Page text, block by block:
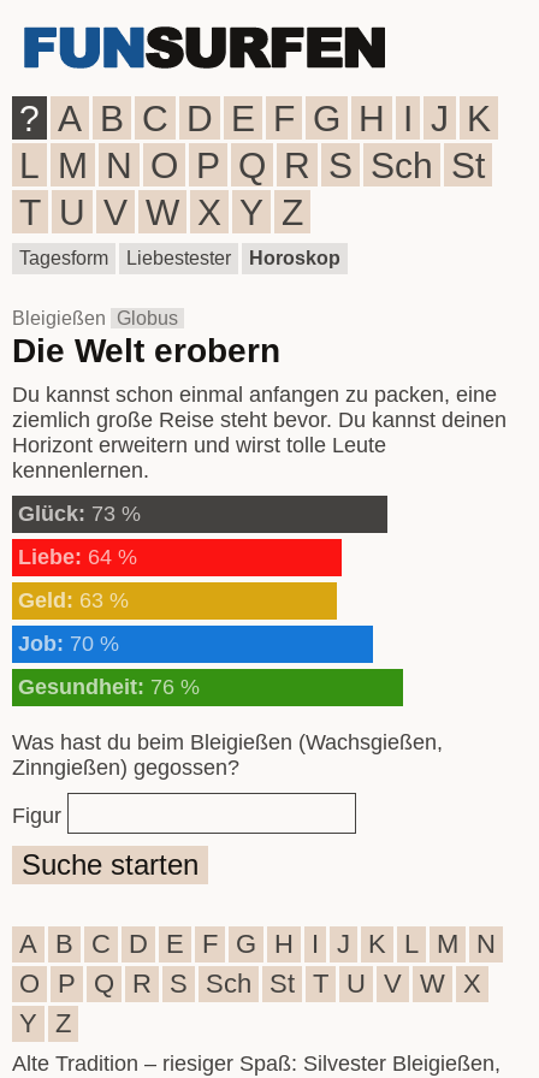
? A B C D E F G H I J K
L M N O P Q R S Sch St
T U V W X Y Z
Tagesform Liebestester Horoskop
Bleigießen Globus
Die Welt erobern
Du kannst schon einmal anfangen zu packen, eine
ziemlich große Reise steht bevor. Du kannst deinen
Horizont erweitern und wirst tolle Leute
kennenlernen.
Glück: 73 %
Liebe: 64 %
Geld: 63 %
Job: 70 %
Gesundheit: 76 %
Was hast du beim Bleigießen (Wachsgießen,
Zinngießen) gegossen?
Figur
Suche starten
A B C D E F G H I J K L M
N
O
P Q R S Sch St T U V W X
Y
Z
Alte Tradition – riesiger Spaß: Silvester Bleigießen,